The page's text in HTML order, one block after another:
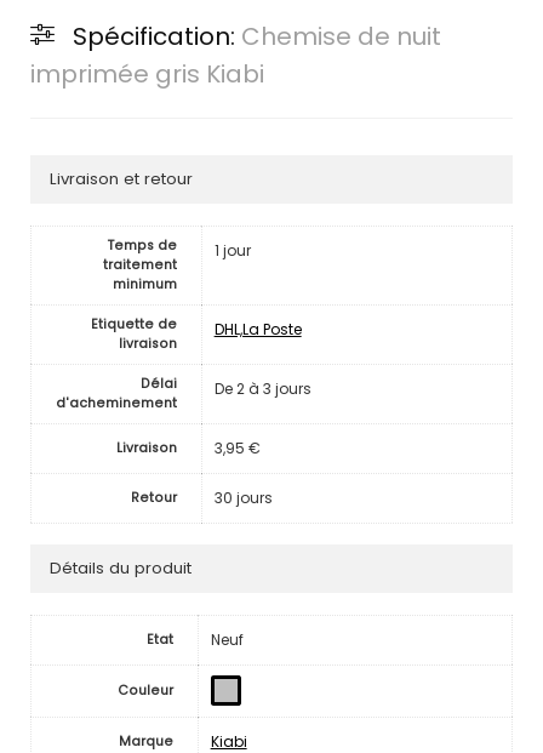
Spécification: Chemise de nuit
imprimée gris Kiabi
Livraison et retour
Temps de
traitement
minimum
1 jour
Etiquette de
livraison
DHL,La Poste
Délai
d'acheminement
De 2 à 3 jours
Livraison 3,95 €
Retour 30 jours
Détails du produit
Etat Neuf
Couleur
Marque Kiabi